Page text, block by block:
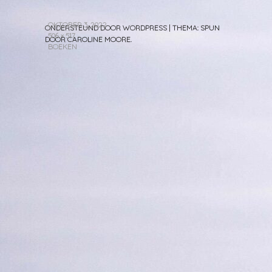
OKTOBER 3, 2022
506 × 517
BOEKEN
ONDERSTEUND DOOR WORDPRESS | THEMA: SPUN
DOORCAROLINE MOORE